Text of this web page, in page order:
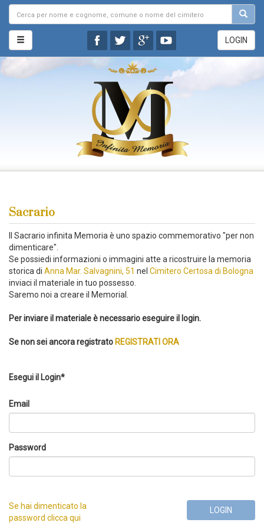
LOGIN
Sacrario
Il Sacrario infinita Memoria è uno spazio commemorativo "per non
dimenticare".
Se possiedi informazioni o immagini atte a ricostruire la memoria
storica di Anna Mar. Salvagnini, 51 nel Cimitero Certosa di Bologna
inviaci il materiale in tuo possesso.
Saremo noi a creare il Memorial.
Per inviare il materiale è necessario eseguire il login.
Se non sei ancora registrato REGISTRATI ORA
Esegui il Login*
Email
Password
Se hai dimenticato la
password clicca qui
LOGIN